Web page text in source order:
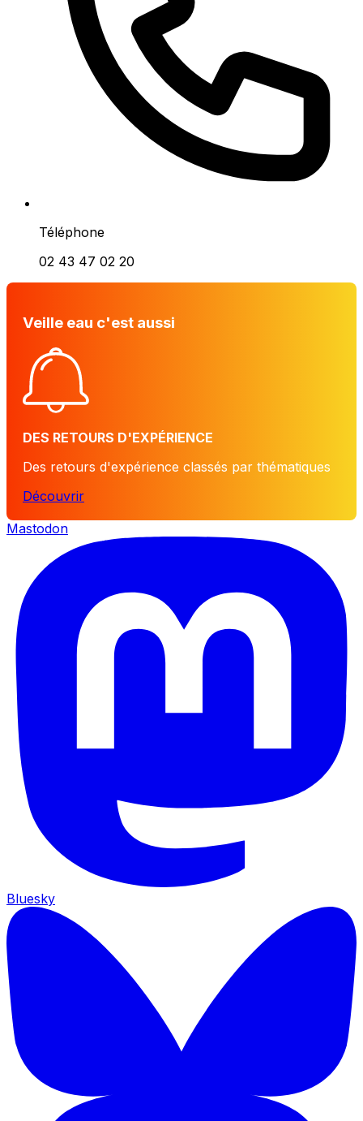
Téléphone
02 43 47 02 20
Veille eau c'est aussi
DES RETOURS D'EXPÉRIENCE
Des retours d'expérience classés par thématiques
Découvrir
Mastodon
Bluesky